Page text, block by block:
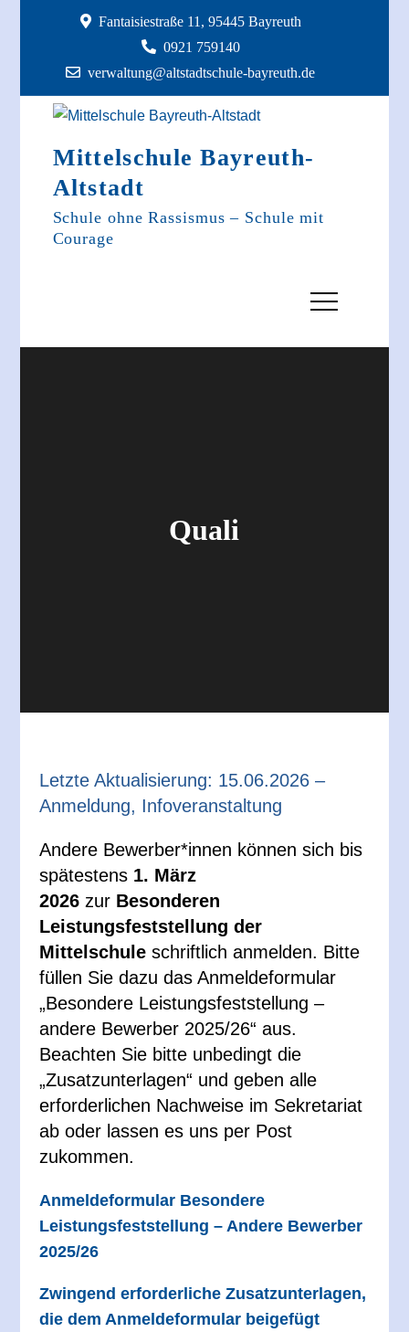
Fantaisiestraße 11, 95445 Bayreuth
0921 759140
verwaltung@altstadtschule-bayreuth.de
Mittelschule Bayreuth-
Altstadt
Schule ohne Rassismus – Schule mit
Courage
Quali
Letzte Aktualisierung: 15.06.2026 –
Anmeldung, Infoveranstaltung
Andere Bewerber*innen können sich bis
spätestens 1. März
2026zurBesonderen
Leistungsfeststellung der
Mittelschuleschriftlich anmelden. Bitte
füllen Sie dazu das Anmeldeformular
„Besondere Leistungsfeststellung –
andere Bewerber 2025/26“ aus.
Beachten Sie bitte unbedingt die
„Zusatzunterlagen“ und geben alle
erforderlichen Nachweise im Sekretariat
ab oder lassen es uns per Post
zukommen.
Anmeldeformular Besondere
Leistungsfeststellung – Andere Bewerber
2025/26
Zwingend erforderliche Zusatzunterlagen,
die dem Anmeldeformular beigefügt